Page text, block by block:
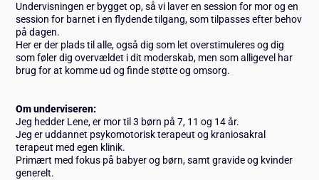
Undervisningen er bygget op, så vi laver en session for mor og en
session for barnet i en flydende tilgang, som tilpasses efter behov
på dagen.
Her er der plads til alle, også dig som let overstimuleres og dig
som føler dig overvældet i dit moderskab, men som alligevel har
brug for at komme ud og finde støtte og omsorg.
Om underviseren:
Jeg hedder Lene, er mor til 3 børn på 7, 11 og 14 år.
Jeg er uddannet psykomotorisk terapeut og kraniosakral
terapeut med egen klinik.
Primært med fokus på babyer og børn, samt gravide og kvinder
generelt.